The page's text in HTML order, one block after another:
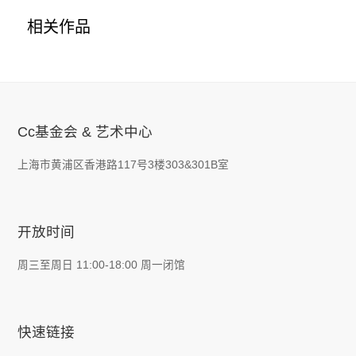
相关作品
Cc基金会 & 艺术中心
上海市黄浦区香港路117号3楼303&301B室
开放时间
周三至周日 11:00-18:00 周一闭馆
快速链接